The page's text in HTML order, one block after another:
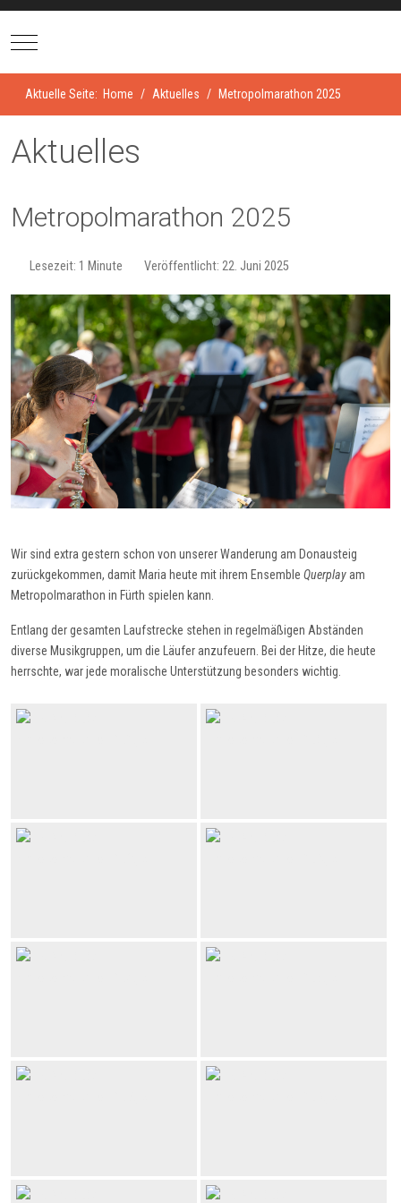
Mobile Menu Toggle
Aktuelle Seite: Home Aktuelles Metro­pol­ma­ra­thon 2025
Aktuelles
Metro­pol­ma­ra­thon 2025
Lesezeit: 1 Minute Veröffentlicht: 22. Juni 2025
Wir sind extra gestern schon von unserer Wanderung am Donausteig
zurückgekommen, damit Maria heute mit ihrem Ensemble Querplayam
Metropolmarathon in Fürth spielen kann.
Entlang der gesamten Laufstrecke stehen in regelmäßigen Abständen
diverse Musikgruppen, um die Läufer anzufeuern. Bei der Hitze, die heute
herrschte, war jede moralische Unterstützung besonders wichtig.